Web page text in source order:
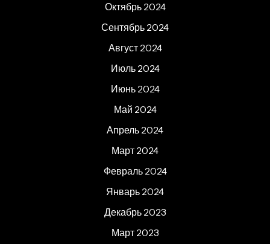
Октябрь 2024
Сентябрь 2024
Август 2024
Июль 2024
Июнь 2024
Май 2024
Апрель 2024
Март 2024
Февраль 2024
Январь 2024
Декабрь 2023
Март 2023